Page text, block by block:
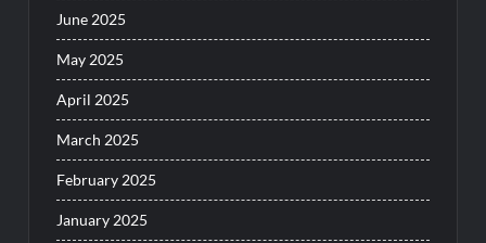
June 2025
May 2025
April 2025
March 2025
February 2025
January 2025